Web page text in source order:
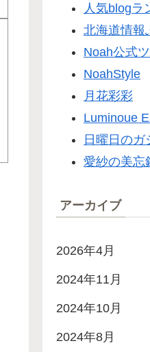
人気blogラ
北海道情報
Noah公式
NoahStyle
月花彩彩
Luminoue
日曜日のガ
愛紗の美忘
アーカイブ
2026年4月
2024年11月
2024年10月
2024年8月